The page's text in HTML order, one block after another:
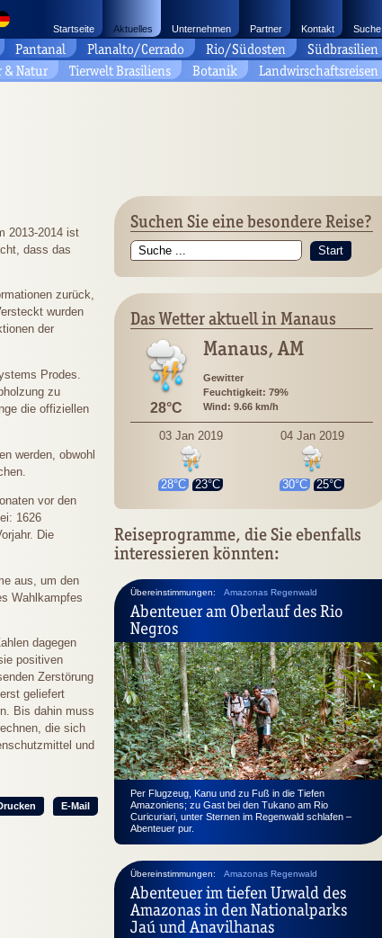
Startseite Aktuelles Unternehmen Partner Kontakt Suche
Pantanal Planalto/Cerrado Rio/Südosten
Südbrasilien
Natur Tierwelt Brasiliens Botanik Landwirschaftsreisen
2013-2014 ist
dass das
zurück,
wurden
der
Prodes.
zu
die offiziellen
werden, obwohl
vor den
1626
Die
aus, um den
Wahlkampfes
dagegen
positiven
Zerstörung
geliefert
Bis dahin muss
die sich
und
E-Mail
Suchen Sie eine besondere Reise?
Start
Das Wetter aktuell in Manaus
28°C
Manaus, AM
Gewitter
Feuchtigkeit: 79%
Wind: 9.66 km/h
03 Jan 2019
28°C 23°C
04 Jan 2019
30°C 25°C
Reiseprogramme, die Sie ebenfalls
interessieren könnten:
Übereinstimmungen: Amazonas Regenwald
Abenteuer am Oberlauf des Rio
Negros
Per Flugzeug, Kanu und zu Fuß in die Tiefen
Amazoniens; zu Gast bei den Tukano am Rio
Curicuriari, unter Sternen im Regenwald schlafen –
Abenteuer pur.
Übereinstimmungen: Amazonas Regenwald
Abenteuer im tiefen Urwald des
Amazonas in den Nationalparks
Jaú und Anavilhanas